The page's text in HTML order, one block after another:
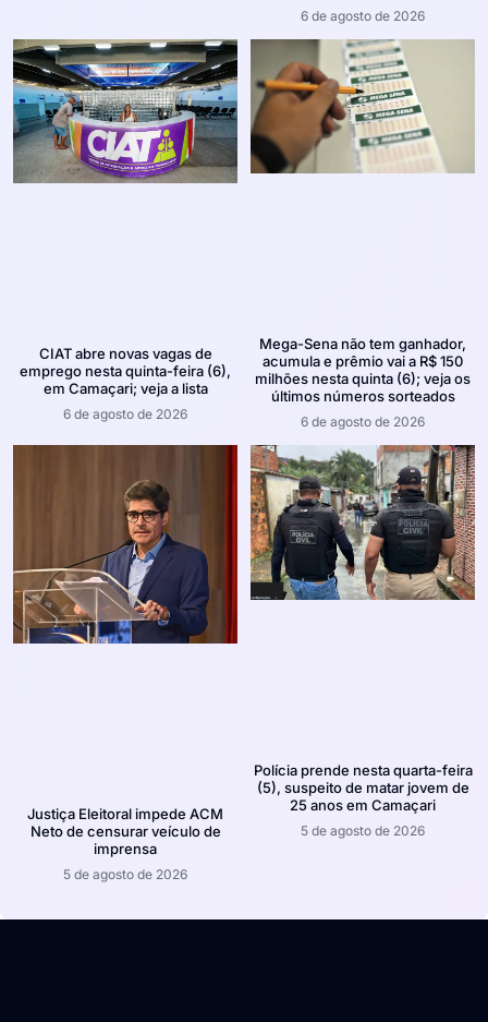
6 de agosto de 2026
CIAT abre novas vagas de
emprego nesta quinta-feira (6),
em Camaçari; veja a lista
6 de agosto de 2026
Mega-Sena não tem ganhador,
acumula e prêmio vai a R$ 150
milhões nesta quinta (6); veja os
últimos números sorteados
6 de agosto de 2026
Justiça Eleitoral impede ACM
Neto de censurar veículo de
imprensa
5 de agosto de 2026
Polícia prende nesta quarta-feira
(5), suspeito de matar jovem de
25 anos em Camaçari
5 de agosto de 2026